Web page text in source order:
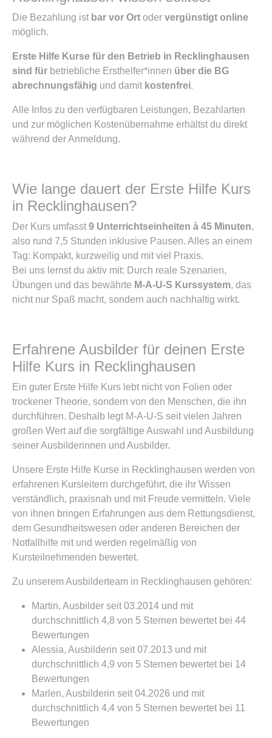
Die Bezahlung ist bar vor Ort oder vergünstigt online
möglich.
Erste Hilfe Kurse für den Betrieb in Recklinghausen
sind für betriebliche Ersthelfer*innen über die BG
abrechnungsfähig und damit kostenfrei.
Alle Infos zu den verfügbaren Leistungen, Bezahlarten
und zur möglichen Kostenübernahme erhältst du direkt
während der Anmeldung.
Wie lange dauert der Erste Hilfe Kurs
in Recklinghausen?
Der Kurs umfasst 9 Unterrichtseinheiten à 45 Minuten,
also rund 7,5 Stunden inklusive Pausen. Alles an einem
Tag: Kompakt, kurzweilig und mit viel Praxis.
Bei uns lernst du aktiv mit: Durch reale Szenarien,
Übungen und das bewährte M-A-U-S Kurssystem, das
nicht nur Spaß macht, sondern auch nachhaltig wirkt.
Erfahrene Ausbilder für deinen Erste
Hilfe Kurs in Recklinghausen
Ein guter Erste Hilfe Kurs lebt nicht von Folien oder
trockener Theorie, sondern von den Menschen, die ihn
durchführen. Deshalb legt M-A-U-S seit vielen Jahren
großen Wert auf die sorgfältige Auswahl und Ausbildung
seiner Ausbilderinnen und Ausbilder.
Unsere Erste Hilfe Kurse in Recklinghausen werden von
erfahrenen Kursleitern durchgeführt, die ihr Wissen
verständlich, praxisnah und mit Freude vermitteln. Viele
von ihnen bringen Erfahrungen aus dem Rettungsdienst,
dem Gesundheitswesen oder anderen Bereichen der
Notfallhilfe mit und werden regelmäßig von
Kursteilnehmenden bewertet.
Zu unserem Ausbilderteam in Recklinghausen gehören:
Martin, Ausbilder seit 03.2014 und mit
durchschnittlich 4,8 von 5 Sternen bewertet bei 44
Bewertungen
Alessia, Ausbilderin seit 07.2013 und mit
durchschnittlich 4,9 von 5 Sternen bewertet bei 14
Bewertungen
Marlen, Ausbilderin seit 04.2026 und mit
durchschnittlich 4,4 von 5 Sternen bewertet bei 11
Bewertungen